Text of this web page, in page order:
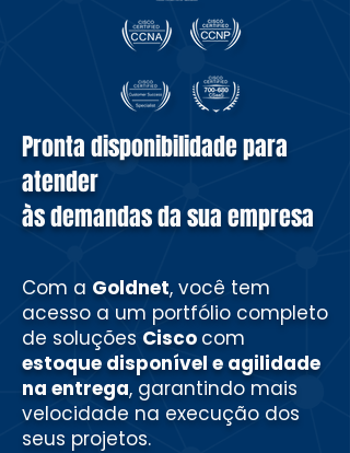
Pronta disponibilidade para
atender
às demandas da sua empresa
Com a Goldnet, você tem
acesso a um portfólio completo
de soluções Cisco com
estoque disponível e agilidade
na entrega, garantindo mais
velocidade na execução dos
seus projetos.